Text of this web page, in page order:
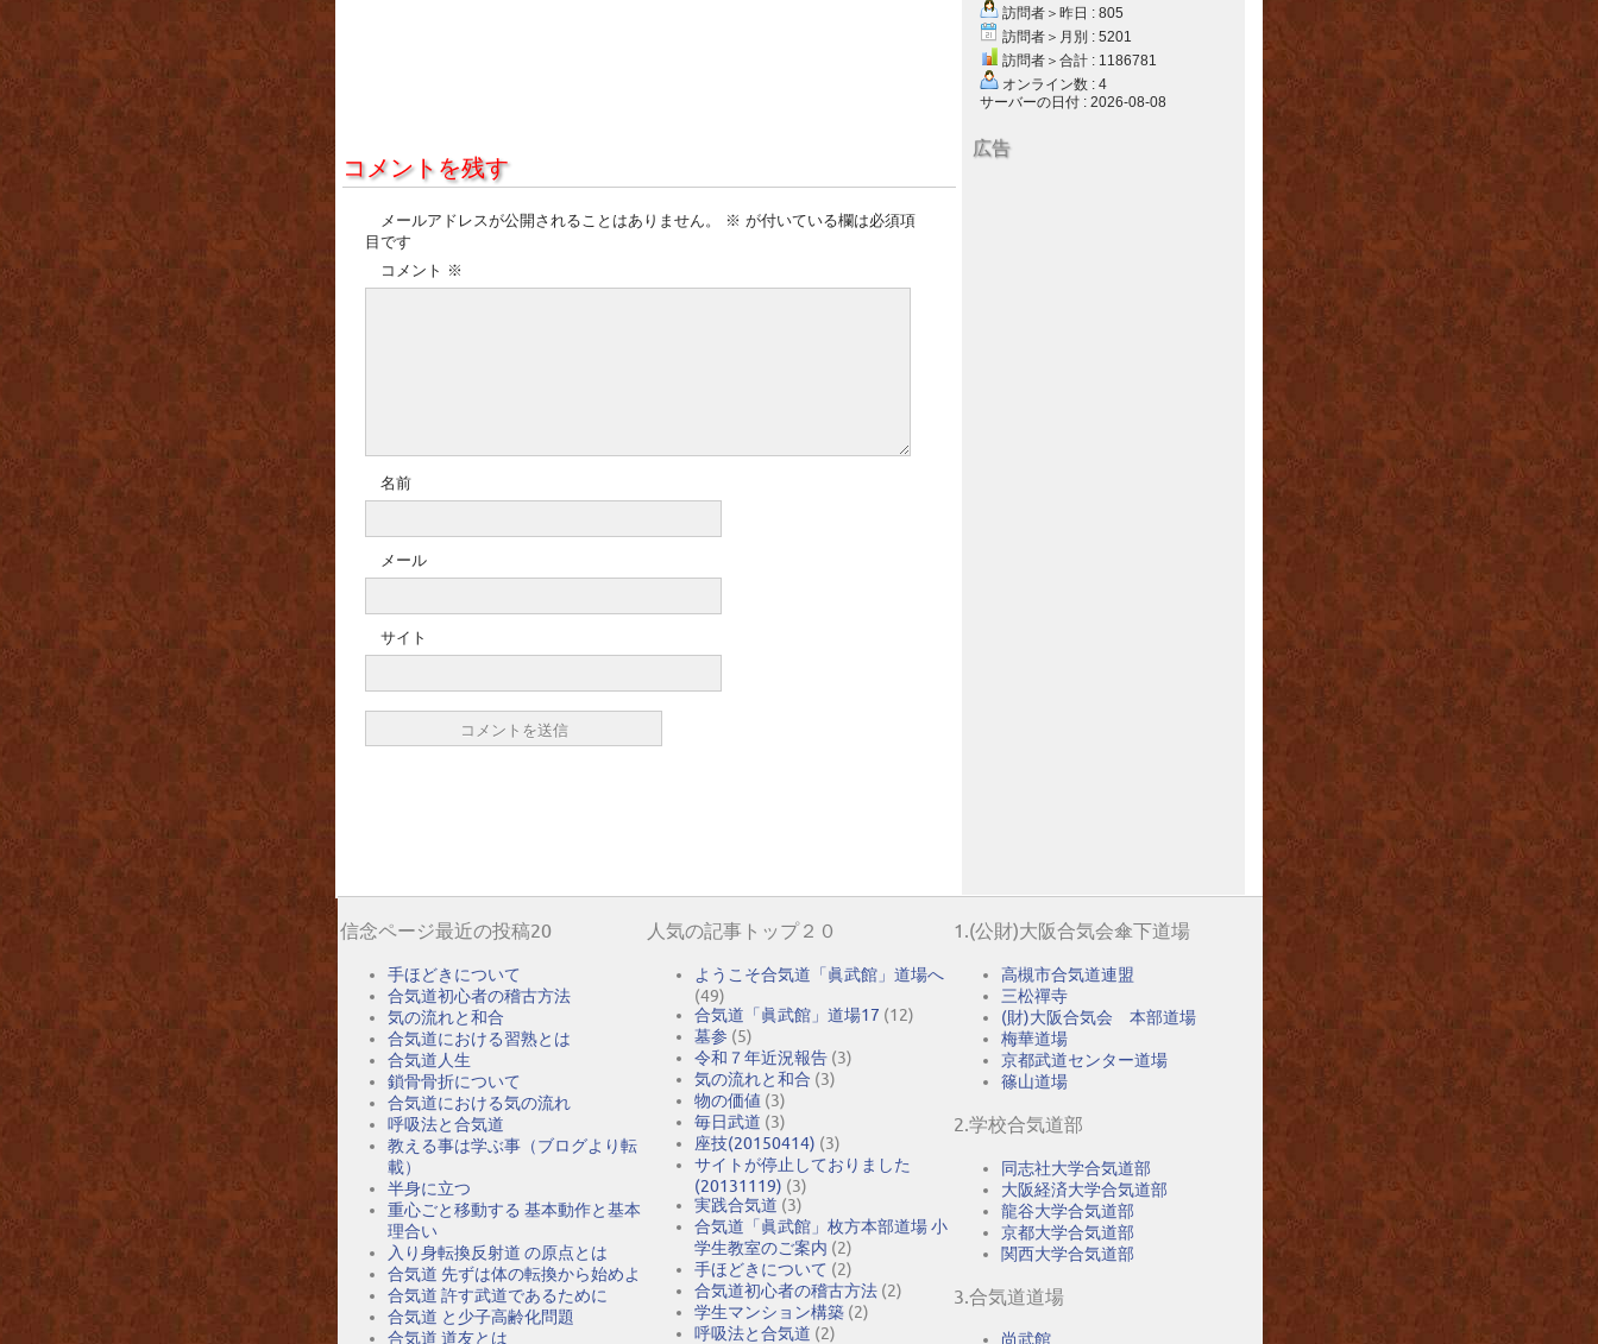
コメントを残す
メールアドレスが公開されることはありません。 ※ が付いている欄は必須項
目です
コメント ※
名前
メール
サイト
訪問者＞昨日 : 805
訪問者＞月別 : 5201
訪問者＞合計 : 1186781
オンライン数 : 4
サーバーの日付 : 2026-08-08
広告
信念ページ最近の投稿20
手ほどきについて
合気道初心者の稽古方法
気の流れと和合
合気道における習熟とは
合気道人生
鎖骨骨折について
合気道における気の流れ
呼吸法と合気道
教える事は学ぶ事（ブログより転
載）
半身に立つ
重心ごと移動する 基本動作と基本
理合い
入り身転換反射道 の原点とは
合気道 先ずは体の転換から始めよ
合気道 許す武道であるために
合気道 と少子高齢化問題
合気道 道友とは
人気の記事トップ２０
ようこそ合気道「眞武館」道場へ
(49)
合気道「眞武館」道場17 (12)
墓参 (5)
令和７年近況報告 (3)
気の流れと和合 (3)
物の価値 (3)
毎日武道 (3)
座技(20150414) (3)
サイトが停止しておりました
(20131119) (3)
実践合気道 (3)
合気道「眞武館」枚方本部道場 小
学生教室のご案内 (2)
手ほどきについて (2)
合気道初心者の稽古方法 (2)
学生マンション構築 (2)
呼吸法と合気道 (2)
1.(公財)大阪合気会傘下道場
高槻市合気道連盟
三松禪寺
(財)大阪合気会 本部道場
梅華道場
京都武道センター道場
篠山道場
2.学校合気道部
同志社大学合気道部
大阪経済大学合気道部
龍谷大学合気道部
京都大学合気道部
関西大学合気道部
3.合気道道場
尚武館